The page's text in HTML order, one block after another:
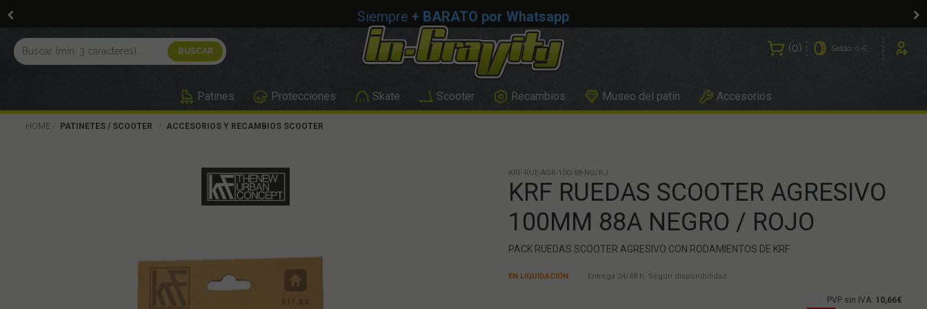
Siempre + BARATO por Whatsapp
0 Saldo: 0 €
Patines Protecciones Skate Scooter Recambios Museo del patín Accesorios
HOME PATINETES / SCOOTER ACCESORIOS Y RECAMBIOS SCOOTER
KRF-RUE-AGR-100/88-NG/RJ
KRF RUEDAS SCOOTER AGRESIVO
100MM 88A NEGRO / ROJO
PACK RUEDAS SCOOTER AGRESIVO CON RODAMIENTOS DE KRF
EN LIQUIDACIÓN Entrega 24/48 h. Según disponibilidad.
PVP sin IVA: 10,66€